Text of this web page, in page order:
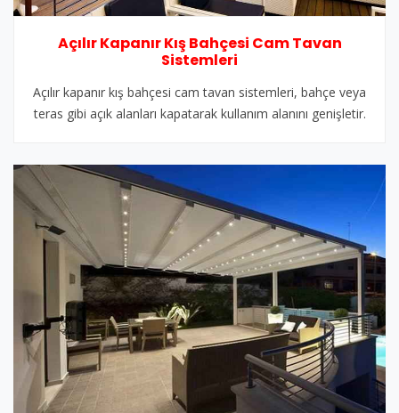
Açılır Kapanır Kış Bahçesi Cam Tavan
Sistemleri
Açılır kapanır kış bahçesi cam tavan sistemleri, bahçe veya
teras gibi açık alanları kapatarak kullanım alanını genişletir.